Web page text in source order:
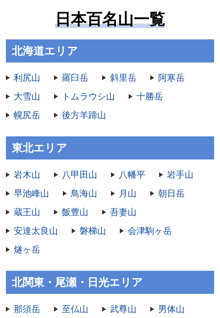
日本百名山一覧
北海道エリア
利尻山 羅臼岳 斜里岳
阿寒岳
大雪山
トムラウシ山
十勝岳
幌尻岳
後方羊蹄山
東北エリア
岩木山 八甲田山 八幡平
岩手山
早池峰山
鳥海山 月山
朝日岳
蔵王山
飯豊山
吾妻山
安達太良山
磐梯山
会津駒ヶ岳
燧ヶ岳
北関東・尾瀬・日光エリア
那須岳 至仏山 武尊山 男体山